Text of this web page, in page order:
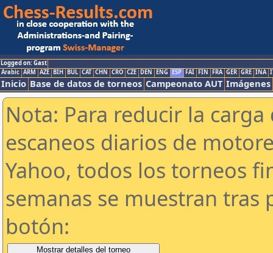
Logged on: Gast
Arabic ARM AZE BIH BUL CAT CHN CRO CZE DEN ENG ESP FAI FIN FRA GER GRE INA
Inicio Base de datos de torneos Campeonato AUT Imágenes
Nota: Para reducir la
escaneos diarios de
Yahoo, todos los torneos
semanas se muestran tras
botón: